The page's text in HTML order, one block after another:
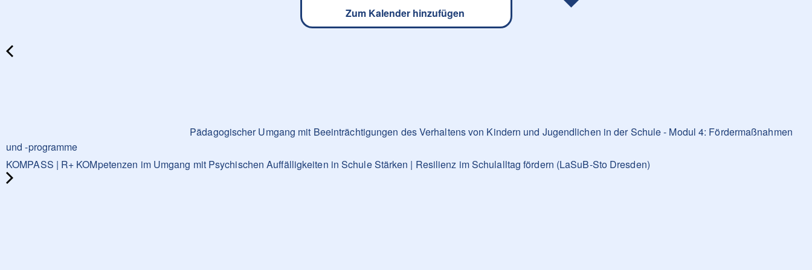
Zum Kalender hinzufügen
Pädagogischer Umgang mit Beeinträchtigungen des Verhaltens von Kindern und Jugendlichen in der Schule - Modul 4: Fördermaßnahmen
und -programme
KOMPASS | R+ KOMpetenzen im Umgang mit Psychischen Auffälligkeiten in Schule Stärken | Resilienz im Schulalltag fördern (LaSuB-Sto Dresden)